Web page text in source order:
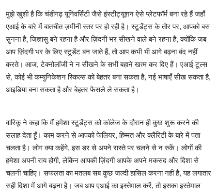
मुझे खुशी है कि चंडीगढ़ यूनिवर्सिटी जैसे इंस्टीट्यूशन ऐसे प्लेटफॉर्म बना रहे हैं जहाँ
एआई के बारे में बातचीत ज़मीनी स्तर पर हो रही है। स्टूडेंट्स के तौर पर, आपको बस
सुनना है, जिज्ञासु बने रहना है और ज़िंदगी भर सीखने वाले बने रहना है, क्योंकि जब
आप ज़िंदगी भर के लिए स्टूडेंट बन जाते हैं, तो आप कभी भी आगे बढ़ना बंद नहीं
करते। आज, टेक्नोलॉजी ने न सीखने के सभी बहाने खत्म कर दिए हैं। एआई टूल्स
से, कोई भी कम्युनिकेशन स्किल्स को बेहतर बना सकता है, नई भाषाएँ सीख सकता है,
आइडिया बना सकता है और बेहतर फैसले ले सकता है।
वारिकू ने कहा कि मैं हमेशा स्टूडेंट्स को कॉलेज के दौरान ही कुछ शुरू करने की
सलाह देता हूँ। काम करने से आपको फेलियर, हिम्मत और क्लैरिटी के बारे में पता
चलता है। लोग क्या कहेंगे, इस डर से अपने रास्ते पर चलने से न रुकें। लोगों की
हमेशा अपनी राय होगी, लेकिन आपकी ज़िंदगी आपके अपने मकसद और दिशा से
चलनी चाहिए। सफलता का मतलब सब कुछ जल्दी हासिल करना नहीं है, यह लगातार
सही दिशा में आगे बढ़ना है। जब आप एआई का इस्तेमाल करें, तो इसका इस्तेमाल